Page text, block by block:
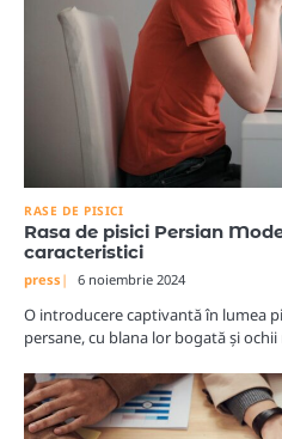
RASE DE PISICI
Rasa de pisici Persian
caracteristici
press 6 noiembrie 2024
O introducere captivantă în lumea
persane, cu blana lor bogată și